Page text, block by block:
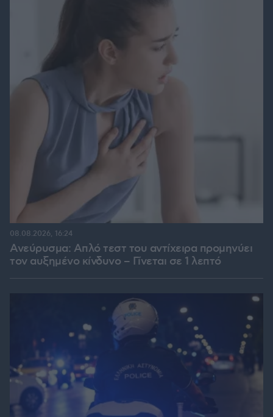
Ανεύρυσμα: Απλό τεστ του αντίχειρα προμηνύει
τον αυξημένο κίνδυνο – Γίνεται σε 1 λεπτό
08.08.2026, 16:24